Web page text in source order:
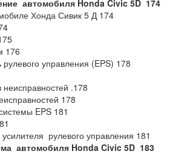
автомобиля Honda Civic 5D 174
Хонда Сивик 5 Д 174
176
рулевого управления (EPS) 178
.178
178
EPS 181
усилителя рулевого управления 181
автомобиля Honda Civic 5D 183